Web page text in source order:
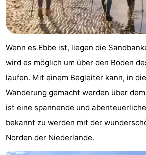
-
Hotels
Strand
Wenn es Ebbe ist, liegen die
wird es möglich um über den Boden
laufen. Mit einem Begleiter kann, in
Wanderung gemacht werden über
ist eine spannende und
bekannt zu werden mit der
Norden der Niederlande.